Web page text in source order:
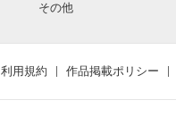
その他
利用規約 作品掲載ポリシー